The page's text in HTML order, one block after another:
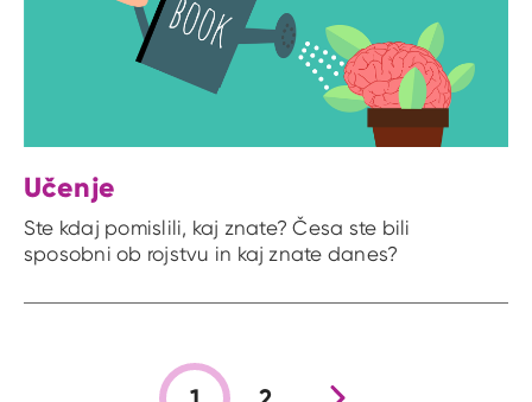
Učenje
Ste kdaj pomislili, kaj znate? Česa ste bili
sposobni ob rojstvu in kaj znate danes?